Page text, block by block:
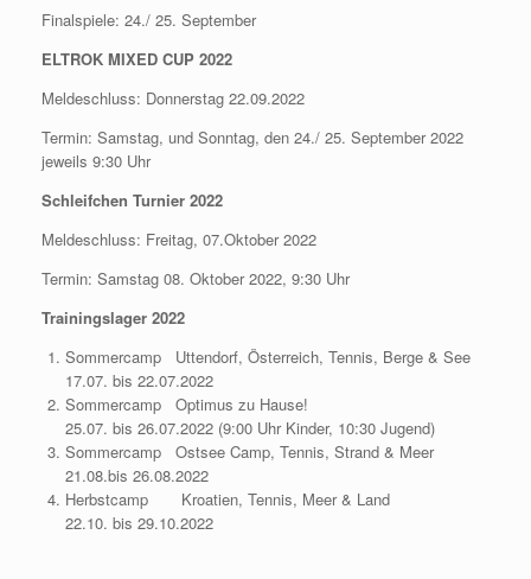
Finalspiele: 24./ 25. September
ELTROK MIXED CUP 2022
Meldeschluss: Donnerstag 22.09.2022
Termin: Samstag, und Sonntag, den 24./ 25. September 2022
jeweils 9:30 Uhr
Schleifchen Turnier 2022
Meldeschluss: Freitag, 07.Oktober 2022
Termin: Samstag 08. Oktober 2022, 9:30 Uhr
Trainingslager 2022
Sommercamp Uttendorf, Österreich, Tennis, Berge & See
17.07. bis 22.07.2022
Sommercamp Optimus zu Hause!
25.07. bis 26.07.2022 (9:00 Uhr Kinder, 10:30 Jugend)
Sommercamp Ostsee Camp, Tennis, Strand & Meer
21.08.bis 26.08.2022
Herbstcamp Kroatien, Tennis, Meer & Land
22.10. bis 29.10.2022